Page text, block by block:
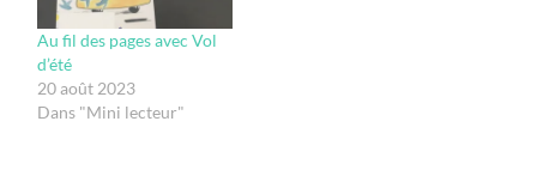
Au fil des pages avec Vol
d’été
20 août 2023
Dans "Mini lecteur"